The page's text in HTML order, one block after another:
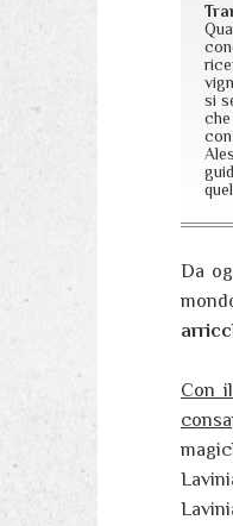
si
Da
Con